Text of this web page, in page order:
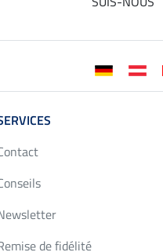
de fidélité